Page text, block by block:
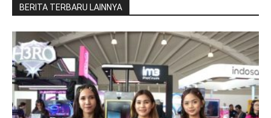
BERITA TERBARU LAINNYA